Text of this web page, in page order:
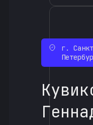
г. Санкт